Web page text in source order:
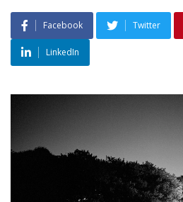
Facebook Twitter
LinkedIn